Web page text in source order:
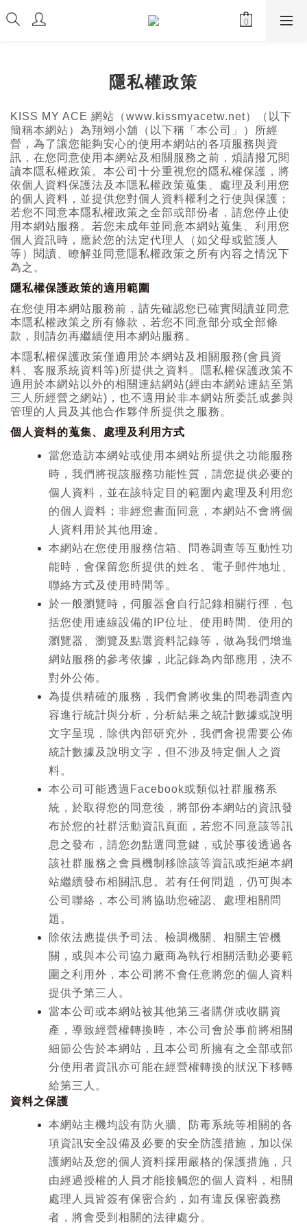
隱私權政策
KISS MY ACE 網站（www.kissmyacetw.net）（以下
簡稱本網站）為翔翊小舖（以下稱「本公司」）所經
營，為了讓您能夠安心的使用本網站的各項服務與資
訊，在您同意使用本網站及相關服務之前，煩請撥冗閱
讀本隱私權政策。本公司十分重視您的隱私權保護，將
依個人資料保護法及本隱私權政策蒐集、處理及利用您
的個人資料，並提供您對個人資料權利之行使與保護；
若您不同意本隱私權政策之全部或部份者，請您停止使
用本網站服務。若您未成年並同意本網站蒐集、利用您
個人資訊時，應於您的法定代理人（如父母或監護人
等）閱讀、瞭解並同意隱私權政策之所有內容之情況下
為之。
隱私權保護政策的適用範圍
在您使用本網站服務前，請先確認您已確實閱讀並同意
本隱私權政策之所有條款，若您不同意部分或全部條
款，則請勿再繼續使用本網站服務。
本隱私權保護政策僅適用於本網站及相關服務(會員資
料、客服系統資料等)所提供之資料。隱私權保護政策不
適用於本網站以外的相關連結網站(經由本網站連結至第
三人所經營之網站)，也不適用於非本網站所委託或參與
管理的人員及其他合作夥伴所提供之服務。
個人資料的蒐集、處理及利用方式
當您造訪本網站或使用本網站所提供之功能服務
時，我們將視該服務功能性質，請您提供必要的
個人資料，並在該特定目的範圍內處理及利用您
的個人資料；非經您書面同意，本網站不會將個
人資料用於其他用途。
本網站在您使用服務信箱、問卷調查等互動性功
能時，會保留您所提供的姓名、電子郵件地址、
聯絡方式及使用時間等。
於一般瀏覽時，伺服器會自行記錄相關行徑，包
括您使用連線設備的IP位址、使用時間、使用的
瀏覽器、瀏覽及點選資料記錄等，做為我們增進
網站服務的參考依據，此記錄為內部應用，決不
對外公佈。
為提供精確的服務，我們會將收集的問卷調查內
容進行統計與分析，分析結果之統計數據或說明
文字呈現，除供內部研究外，我們會視需要公佈
統計數據及說明文字，但不涉及特定個人之資
料。
本公司可能透過Facebook或類似社群服務系
統，於取得您的同意後，將部份本網站的資訊發
布於您的社群活動資訊頁面，若您不同意該等訊
息之發布，請您勿點選同意鍵，或於事後透過各
該社群服務之會員機制移除該等資訊或拒絕本網
站繼續發布相關訊息。若有任何問題，仍可與本
公司聯絡，本公司將協助您確認、處理相關問
題。
除依法應提供予司法、檢調機關、相關主管機
關，或與本公司協力廠商為執行相關活動必要範
圍之利用外，本公司將不會任意將您的個人資料
提供予第三人。
當本公司或本網站被其他第三者購併或收購資
產，導致經營權轉換時，本公司會於事前將相關
細節公告於本網站，且本公司所擁有之全部或部
分使用者資訊亦可能在經營權轉換的狀況下移轉
給第三人。
資料之保護
本網站主機均設有防火牆、防毒系統等相關的各
項資訊安全設備及必要的安全防護措施，加以保
護網站及您的個人資料採用嚴格的保護措施，只
由經過授權的人員才能接觸您的個人資料，相關
處理人員皆簽有保密合約，如有違反保密義務
者，將會受到相關的法律處分。